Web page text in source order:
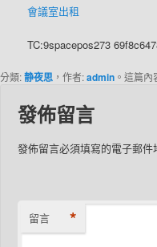
會議室出租
TC:9spacepos273
分類:静夜思 ，作者:admin 。這篇內
發佈留言
發佈留言必須填寫的電子郵件
留言 *